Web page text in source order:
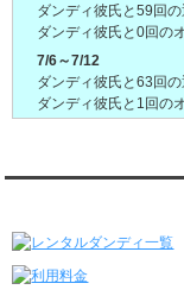
ダンディ彼氏と59回の
ダンディ彼氏と0回の
7/6～7/12
ダンディ彼氏と63回の
ダンディ彼氏と1回の
ダンディ彼氏と4回の
ダンディ彼氏と1回の
6/15～6/21